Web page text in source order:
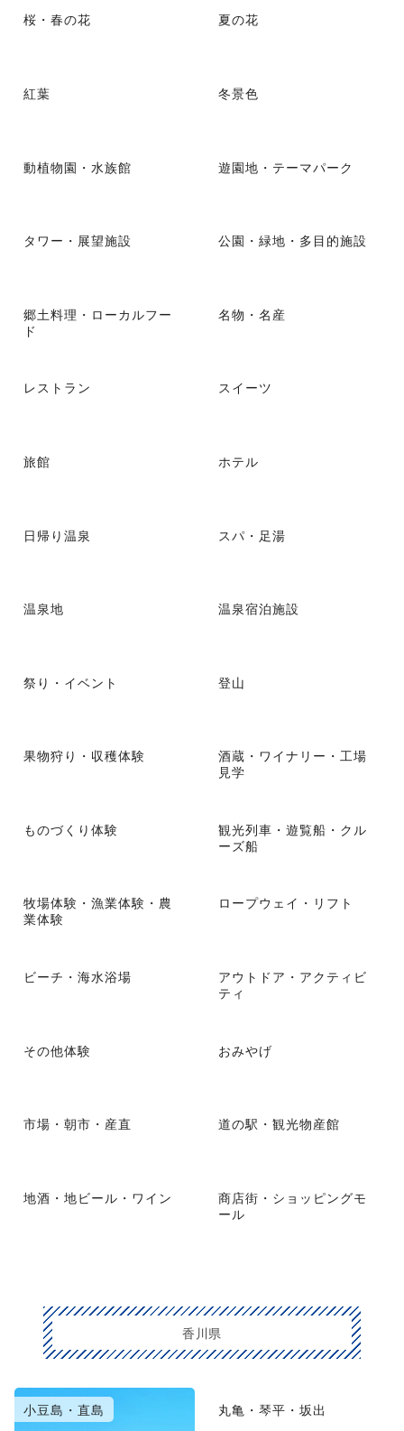
桜・春の花 夏の花
紅葉 冬景色
動植物園・水族館 遊園地・テーマパーク
タワー・展望施設 公園・緑地・多目的施設
郷土料理・ローカルフー
ド
名物・名産
レストラン スイーツ
旅館 ホテル
日帰り温泉 スパ・足湯
温泉地 温泉宿泊施設
祭り・イベント 登山
果物狩り・収穫体験
酒蔵・ワイナリー・工場
見学
ものづくり体験
観光列車・遊覧船・クル
ーズ船
牧場体験・漁業体験・農
業体験
ロープウェイ・リフト
ビーチ・海水浴場
アウトドア・アクティビ
ティ
その他体験 おみやげ
市場・朝市・産直 道の駅・観光物産館
地酒・地ビール・ワイン
商店街・ショッピングモ
ール
香川県
小豆島・直島 丸亀・琴平・坂出